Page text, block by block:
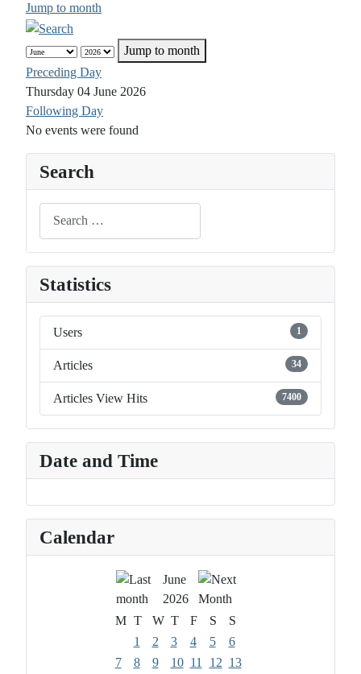
Jump to month
Jump to month
Preceding Day
Thursday 04 June 2026
Following Day
No events were found
Search
Statistics
Users 1
Articles 34
Articles View Hits 7400
Date and Time
Calendar
June
2026
M T W T F S
S
1
2 3 4 5
6
7
8 9 10 11 12 13